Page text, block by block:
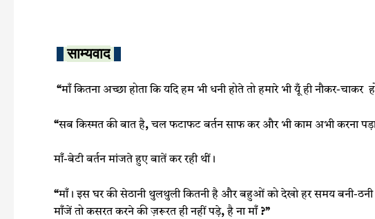
साम्‍यवाद
“माँ कितना अच्छा होता कि यदि हम भी धनी होते तो हमारे भी यूँ ही नौकर-चाकर
“सब किस्मत की बात है,चल फटाफट बर्तन साफ कर और भी काम अभी करना
माँ-बेटी बर्तन मांजते हुए बातें कर रही थीं।
“माँ। इस घर की सेठानी थुलथुली कितनी है और बहुओं को देखो हर समय बनी-ठनी
माँजें तो कसरत करने की ज़रूरत ही नहीं पड़े,है ना माँ ?”